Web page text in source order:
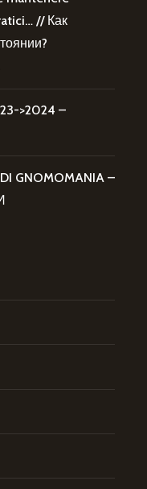
// Как
>2024 –
DI GNOMOMANIA –